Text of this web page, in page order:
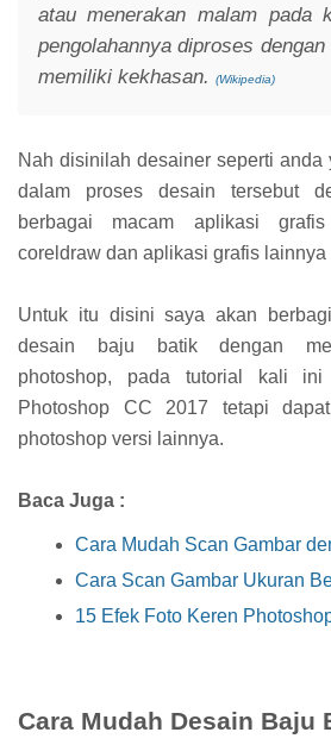
atau menerakan malam pada
pengolahannya diproses
memiliki kekhasan.
(Wikipedia)
Nah disinilah desainer seperti anda
dalam proses desain tersebut
berbagai macam aplikasi
coreldraw dan aplikasi grafis lainnya
Untuk itu disini saya akan
desain baju batik dengan
photoshop, pada tutorial kali ini
Photoshop CC 2017 tetapi
photoshop versi lainnya.
Baca Juga :
Cara Mudah Scan Gambar
Cara Scan Gambar Ukuran
15 Efek Foto Keren
Cara Mudah Desain Baju